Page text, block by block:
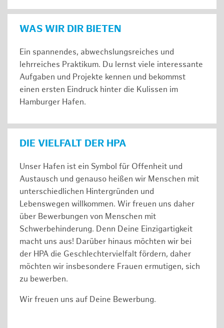
WAS WIR DIR BIETEN
Ein spannendes, abwechslungsreiches und
lehrreiches Praktikum. Du lernst viele interessante
Aufgaben und Projekte kennen und bekommst
einen ersten Eindruck hinter die Kulissen im
Hamburger Hafen.
DIE VIELFALT DER HPA
Unser Hafen ist ein Symbol für Offenheit und
Austausch und genauso heißen wir Menschen mit
unterschiedlichen Hintergründen und
Lebenswegen willkommen. Wir freuen uns daher
über Bewerbungen von Menschen mit
Schwerbehinderung. Denn Deine Einzigartigkeit
macht uns aus! Darüber hinaus möchten wir bei
der HPA die Geschlechtervielfalt fördern, daher
möchten wir insbesondere Frauen ermutigen, sich
zu bewerben.
Wir freuen uns auf Deine Bewerbung.